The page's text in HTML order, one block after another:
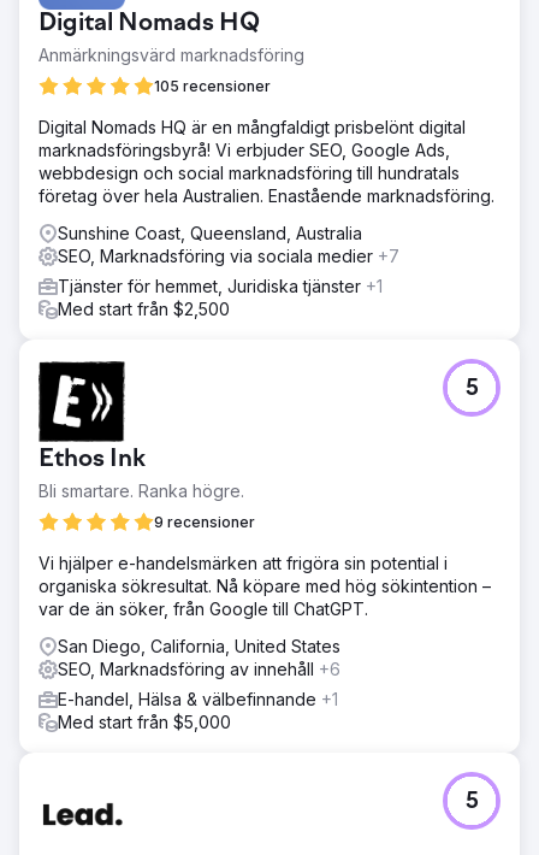
Digital Nomads HQ
Anmärkningsvärd marknadsföring
105 recensioner
Digital Nomads HQ är en mångfaldigt prisbelönt digital
marknadsföringsbyrå! Vi erbjuder SEO, Google Ads,
webbdesign och social marknadsföring till hundratals
företag över hela Australien. Enastående marknadsföring.
Sunshine Coast, Queensland, Australia
SEO, Marknadsföring via sociala medier +7
Tjänster för hemmet, Juridiska tjänster +1
Med start från $2,500
Ethos Ink
Bli smartare. Ranka högre.
9 recensioner
5
Vi hjälper e-handelsmärken att frigöra sin potential i
organiska sökresultat. Nå köpare med hög sökintention –
var de än söker, från Google till ChatGPT.
San Diego, California, United States
SEO, Marknadsföring av innehåll +6
E-handel, Hälsa & välbefinnande +1
Med start från $5,000
5